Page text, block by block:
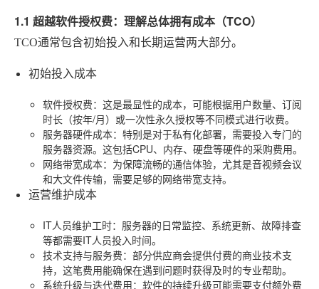
1.1 超越软件授权费：理解总体拥有成本（TCO）
TCO通常包含初始投入和长期运营两大部分。
初始投入成本
软件授权费：这是最显性的成本，可能根据用户数量、订阅
时长（按年/月）或一次性永久授权等不同模式进行收费。
服务器硬件成本：特别是对于私有化部署，需要投入专门的
服务器资源。这包括CPU、内存、硬盘等硬件的采购费用。
网络带宽成本：为保障流畅的通信体验，尤其是音视频会议
和大文件传输，需要足够的网络带宽支持。
运营维护成本
IT人员维护工时：服务器的日常监控、系统更新、故障排查
等都需要IT人员投入时间。
技术支持与服务费：部分供应商会提供付费的商业技术支
持，这笔费用能确保在遇到问题时获得及时的专业帮助。
系统升级与迭代费用：软件的持续升级可能需要支付额外费